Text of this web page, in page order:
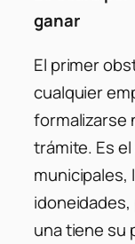
ganar
El primer
cualquier
formalizarse
trámite. Es
municipales,
una tiene su